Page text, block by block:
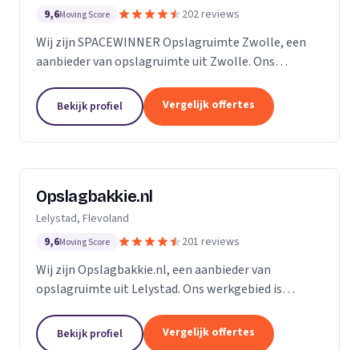
9,6Moving Score 202 reviews
Wij zijn SPACEWINNER Opslagruimte Zwolle, een
aanbieder van opslagruimte uit Zwolle. Ons
Bekijk profiel Vergelijk offertes
Opslagbakkie.nl
Lelystad, Flevoland
9,6Moving Score 201 reviews
Wij zijn Opslagbakkie.nl, een aanbieder van
opslagruimte uit Lelystad. Ons werkgebied is
Bekijk profiel Vergelijk offertes